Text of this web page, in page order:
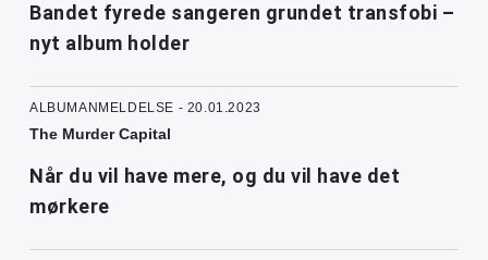
Bandet fyrede sangeren grundet transfobi –
nyt album holder
ALBUMANMELDELSE - 20.01.2023
The Murder Capital
Når du vil have mere, og du vil have det
mørkere